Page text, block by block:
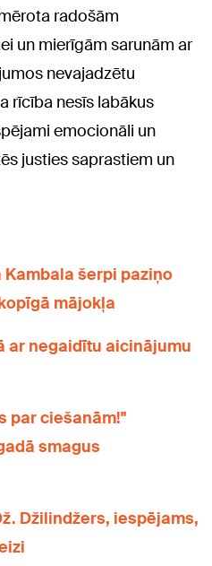
radošām
un mierīgām sarunām ar
nevajadzētu
rīcība nesīs labākus
emocionāli un
justies saprastiem un
Kambala šerpi paziņo
mājokļa
ar negaidītu aicinājumu
par ciešanām!"
smagus
Džilindžers, iespējams,